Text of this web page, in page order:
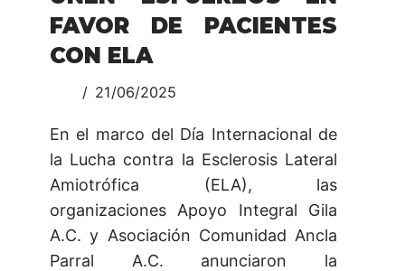
FAVOR DE PACIENTES
CON ELA
21/06/2025
En el marco del Día Internacional de
la Lucha contra la Esclerosis Lateral
Amiotrófica (ELA), las
organizaciones Apoyo Integral Gila
A.C. y Asociación Comunidad Ancla
Parral A.C. anunciaron la